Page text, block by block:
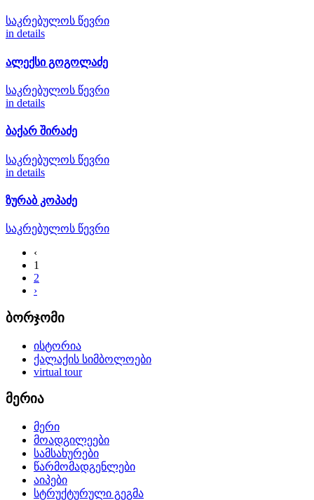
საკრებულოს წევრი
in details
ალექსი გოგოლაძე
საკრებულოს წევრი
in details
ბაქარ შირაძე
საკრებულოს წევრი
in details
ზურაბ კოპაძე
საკრებულოს წევრი
‹
1
2
›
ბორჯომი
ისტორია
ქალაქის სიმბოლოები
virtual tour
მერია
მერი
მოადგილეები
სამსახურები
წარმომადგენლები
აიპები
სტრუქტურული გეგმა